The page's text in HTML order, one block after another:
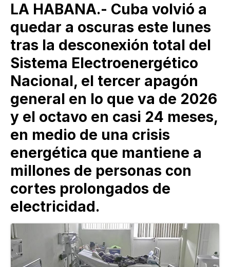
LA HABANA.- Cuba volvió a
quedar a oscuras este lunes
tras la desconexión total del
Sistema Electroenergético
Nacional, el tercer apagón
general en lo que va de 2026
y el octavo en casi 24 meses,
en medio de una crisis
energética que mantiene a
millones de personas con
cortes prolongados de
electricidad.